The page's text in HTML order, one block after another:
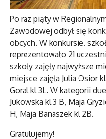
Po raz piąty w
Zawodowej odbył się
obcych. W konkursie,
reprezentowało 21
szkoły zajęły najwyższe
miejsce zajęła Julia Osior
Goral kl 3L. W kategorii
Jukowska kl 3 B, Maja
H, Maja Banaszek kl 2B.
Gratulujemy!